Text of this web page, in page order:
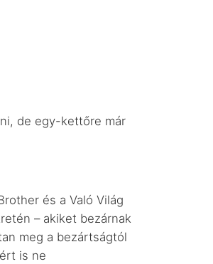
de egy-kettőre már
és a Való Világ
– akiket bezárnak
meg a bezártságtól
is ne